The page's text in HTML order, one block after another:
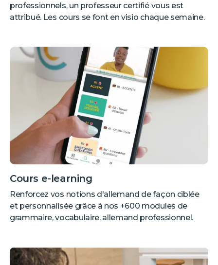
professionnels, un professeur certifié vous est
attribué. Les cours se font en visio chaque semaine.
Cours e-learning
Renforcez vos notions d'allemand de façon ciblée
et personnalisée grâce à nos +600 modules de
grammaire, vocabulaire, allemand professionnel.